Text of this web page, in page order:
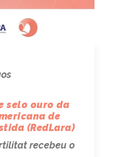
selo ouro da
de
(RedLara)
recebeu o